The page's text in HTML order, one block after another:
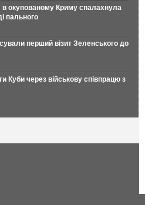
в окупованому Криму спалахнула
пального
перший візит Зеленського до
Куби через військову співпрацю з